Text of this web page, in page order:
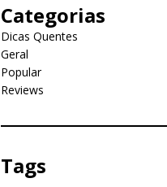
Categorias
Dicas Quentes
Geral
Popular
Reviews
Tags